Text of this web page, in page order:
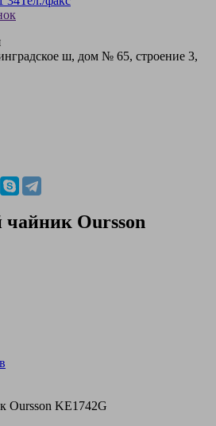
ш, дом № 65, строение 3,
чайник Oursson
Oursson KE1742G